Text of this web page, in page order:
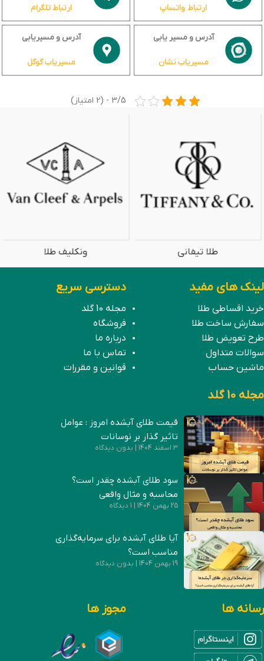
ارتباط واتساپ ارتباط تلگرام
آدرس و مسیر یابی
مسیریاب نشان
آدرس و مسیریابی
مسیریاب گوگل
3/5 - (2 امتیاز)
طلا تیفانی ونکلیف طلا
لینک های مفید
خرید اقساطی طلا
سفارش ساخت طلا
طرح تعویض طلا
سوالات متداول
ماشین حساب
دسترسی سریع
مجله 10 گلد
فروشگاه
درباره ما
تماس با ما
قوانین و مقررات
مجله 10 گلد
قیمت طلای آبشده امروز : عوامل
تاثیر گذار بر نوسانات
3 اسفند 1404 بدون دیدگاه
سود طلای آبشده چقدر است؟
محاسبه و مثال واقعی
25 بهمن 1404
آیا طلای آبشده برای سرمایه‌گذاری
مناسب است؟
19 بهمن 1404 بدون دیدگاه
رسانه ها مجوز ها